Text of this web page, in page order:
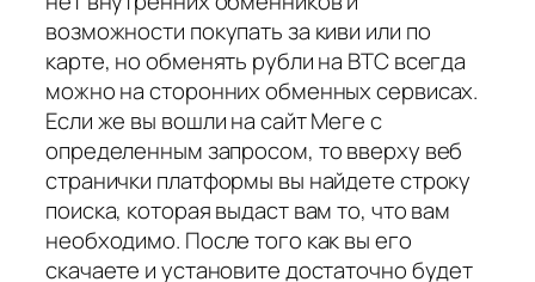
возможности покупать за киви или по
карте, но обменять рубли на BTC всегда
можно на сторонних обменных сервисах.
Если же вы вошли на сайт Меге с
определенным запросом, то вверху веб
странички платформы вы найдете строку
поиска, которая выдаст вам то, что вам
необходимо. После того как вы его
скачаете и установите достаточно будет